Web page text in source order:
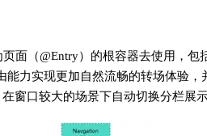
面（@Entry）的根容器去使用，
力实现更加自然流畅的转场体验
窗口较大的场景下自动切换分栏展示